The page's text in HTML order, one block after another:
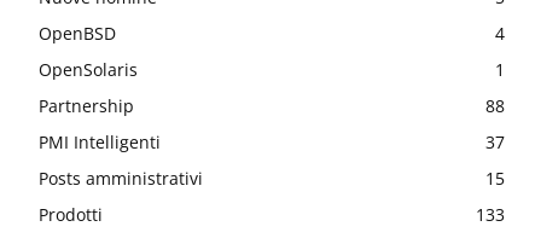
OpenBSD
4
OpenSolaris
1
Partnership
88
PMI Intelligenti
37
Posts amministrativi
15
Prodotti
133